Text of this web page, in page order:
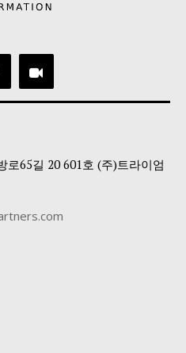
65길 20 601호 (주)트라이엄